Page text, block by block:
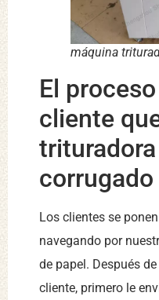
máquina
El
cliente
corrugado
Los clientes se
navegando por
de papel. Después
cliente, primero le